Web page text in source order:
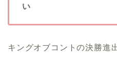
い
キングオブコントの決勝進